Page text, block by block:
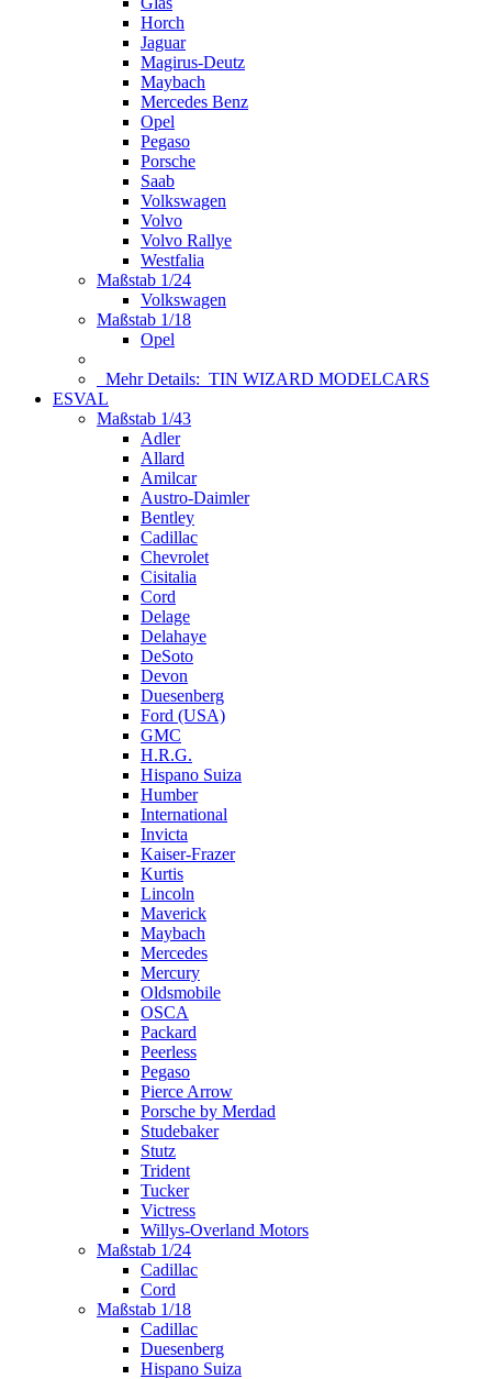
Horch
Jaguar
Magirus-Deutz
Maybach
Mercedes Benz
Opel
Pegaso
Porsche
Saab
Volkswagen
Volvo
Volvo Rallye
Westfalia
Maßstab 1/24
Volkswagen
Maßstab 1/18
Opel
Mehr Details: TIN WIZARD MODELCARS
ESVAL
Maßstab 1/43
Adler
Allard
Amilcar
Austro-Daimler
Bentley
Cadillac
Chevrolet
Cisitalia
Cord
Delage
Delahaye
DeSoto
Devon
Duesenberg
Ford (USA)
GMC
H.R.G.
Hispano Suiza
Humber
International
Invicta
Kaiser-Frazer
Kurtis
Lincoln
Maverick
Maybach
Mercedes
Mercury
Oldsmobile
OSCA
Packard
Peerless
Pegaso
Pierce Arrow
Porsche by Merdad
Studebaker
Stutz
Trident
Tucker
Victress
Willys-Overland Motors
Maßstab 1/24
Cadillac
Cord
Maßstab 1/18
Cadillac
Duesenberg
Hispano Suiza